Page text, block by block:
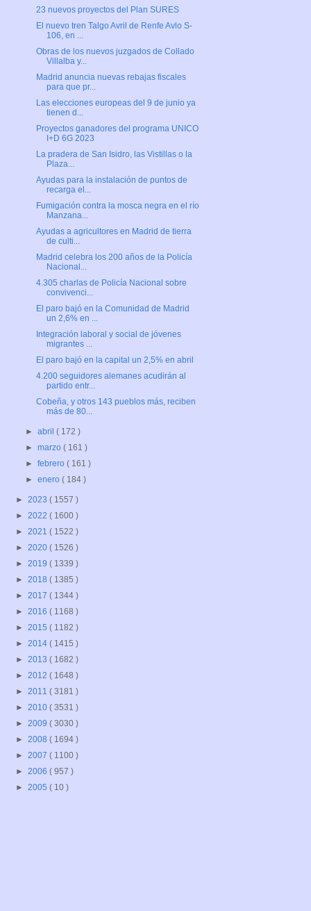
23 nuevos proyectos del Plan SURES
El nuevo tren Talgo Avril de Renfe Avlo S-
106, en ...
Obras de los nuevos juzgados de Collado
Villalba y...
Madrid anuncia nuevas rebajas fiscales
para que pr...
Las elecciones europeas del 9 de junio ya
tienen d...
Proyectos ganadores del programa UNICO
I+D 6G 2023
La pradera de San Isidro, las Vistillas o la
Plaza...
Ayudas para la instalación de puntos de
recarga el...
Fumigación contra la mosca negra en el río
Manzana...
Ayudas a agricultores en Madrid de tierra
de culti...
Madrid celebra los 200 años de la Policía
Nacional...
4.305 charlas de Policía Nacional sobre
convivenci...
El paro bajó en la Comunidad de Madrid
un 2,6% en ...
Integración laboral y social de jóvenes
migrantes ...
El paro bajó en la capital un 2,5% en abril
4.200 seguidores alemanes acudirán al
partido entr...
Cobeña, y otros 143 pueblos más, reciben
más de 80...
►abril( 172 )
►marzo( 161 )
►febrero( 161 )
►enero( 184 )
► 2023 ( 1557 )
► 2022 ( 1600 )
► 2021 ( 1522 )
► 2020 ( 1526 )
► 2019 ( 1339 )
► 2018 ( 1385 )
► 2017 ( 1344 )
► 2016 ( 1168 )
► 2015 ( 1182 )
► 2014 ( 1415 )
► 2013 ( 1682 )
► 2012 ( 1648 )
► 2011 ( 3181 )
► 2010 ( 3531 )
► 2009 ( 3030 )
► 2008 ( 1694 )
► 2007 ( 1100 )
► 2006 ( 957 )
► 2005 ( 10 )